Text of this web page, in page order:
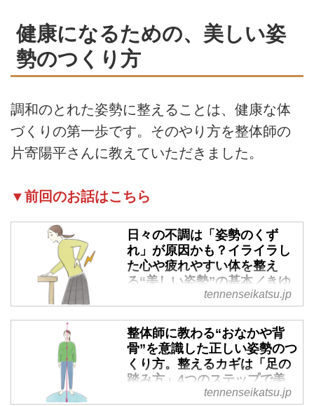
健康になるための、美しい姿
勢のつくり方
調和のとれた姿勢に整えることは、健康な体
づくりの第一歩です。そのやり方を整体師の
片寄陽平さんに教えていただきました。
▼前回のお話はこちら
日々の不調は「姿勢のくず
れ」が原因かも？イライラし
た心や疲れやすい体を整え
る“美しい姿勢”の基本／きゆ
るぎ治療院院長・片寄陽平さ
整体師の片寄陽平さんに、美しい
姿勢と健康な体の関係についてう
かがいました。姿勢がくずれる
と、体の不調だけでなく、イライ
ラや無気力など心の変化、人間関
tennenseikatsu.jp
整体師に教わる“おなかや背
骨”を意識した正しい姿勢のつ
くり方。整えるカギは「足の
踏み方」4つのステップで美
しくキープ／きゆるぎ治療院
tennenseikatsu.jp